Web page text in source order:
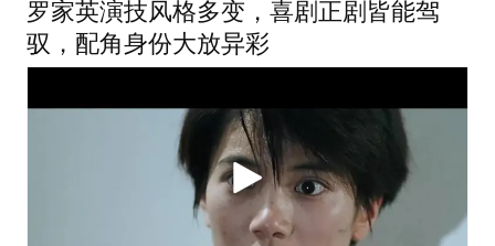
罗家英演技风格多变，喜剧正剧皆能驾
驭，配角身份大放异彩